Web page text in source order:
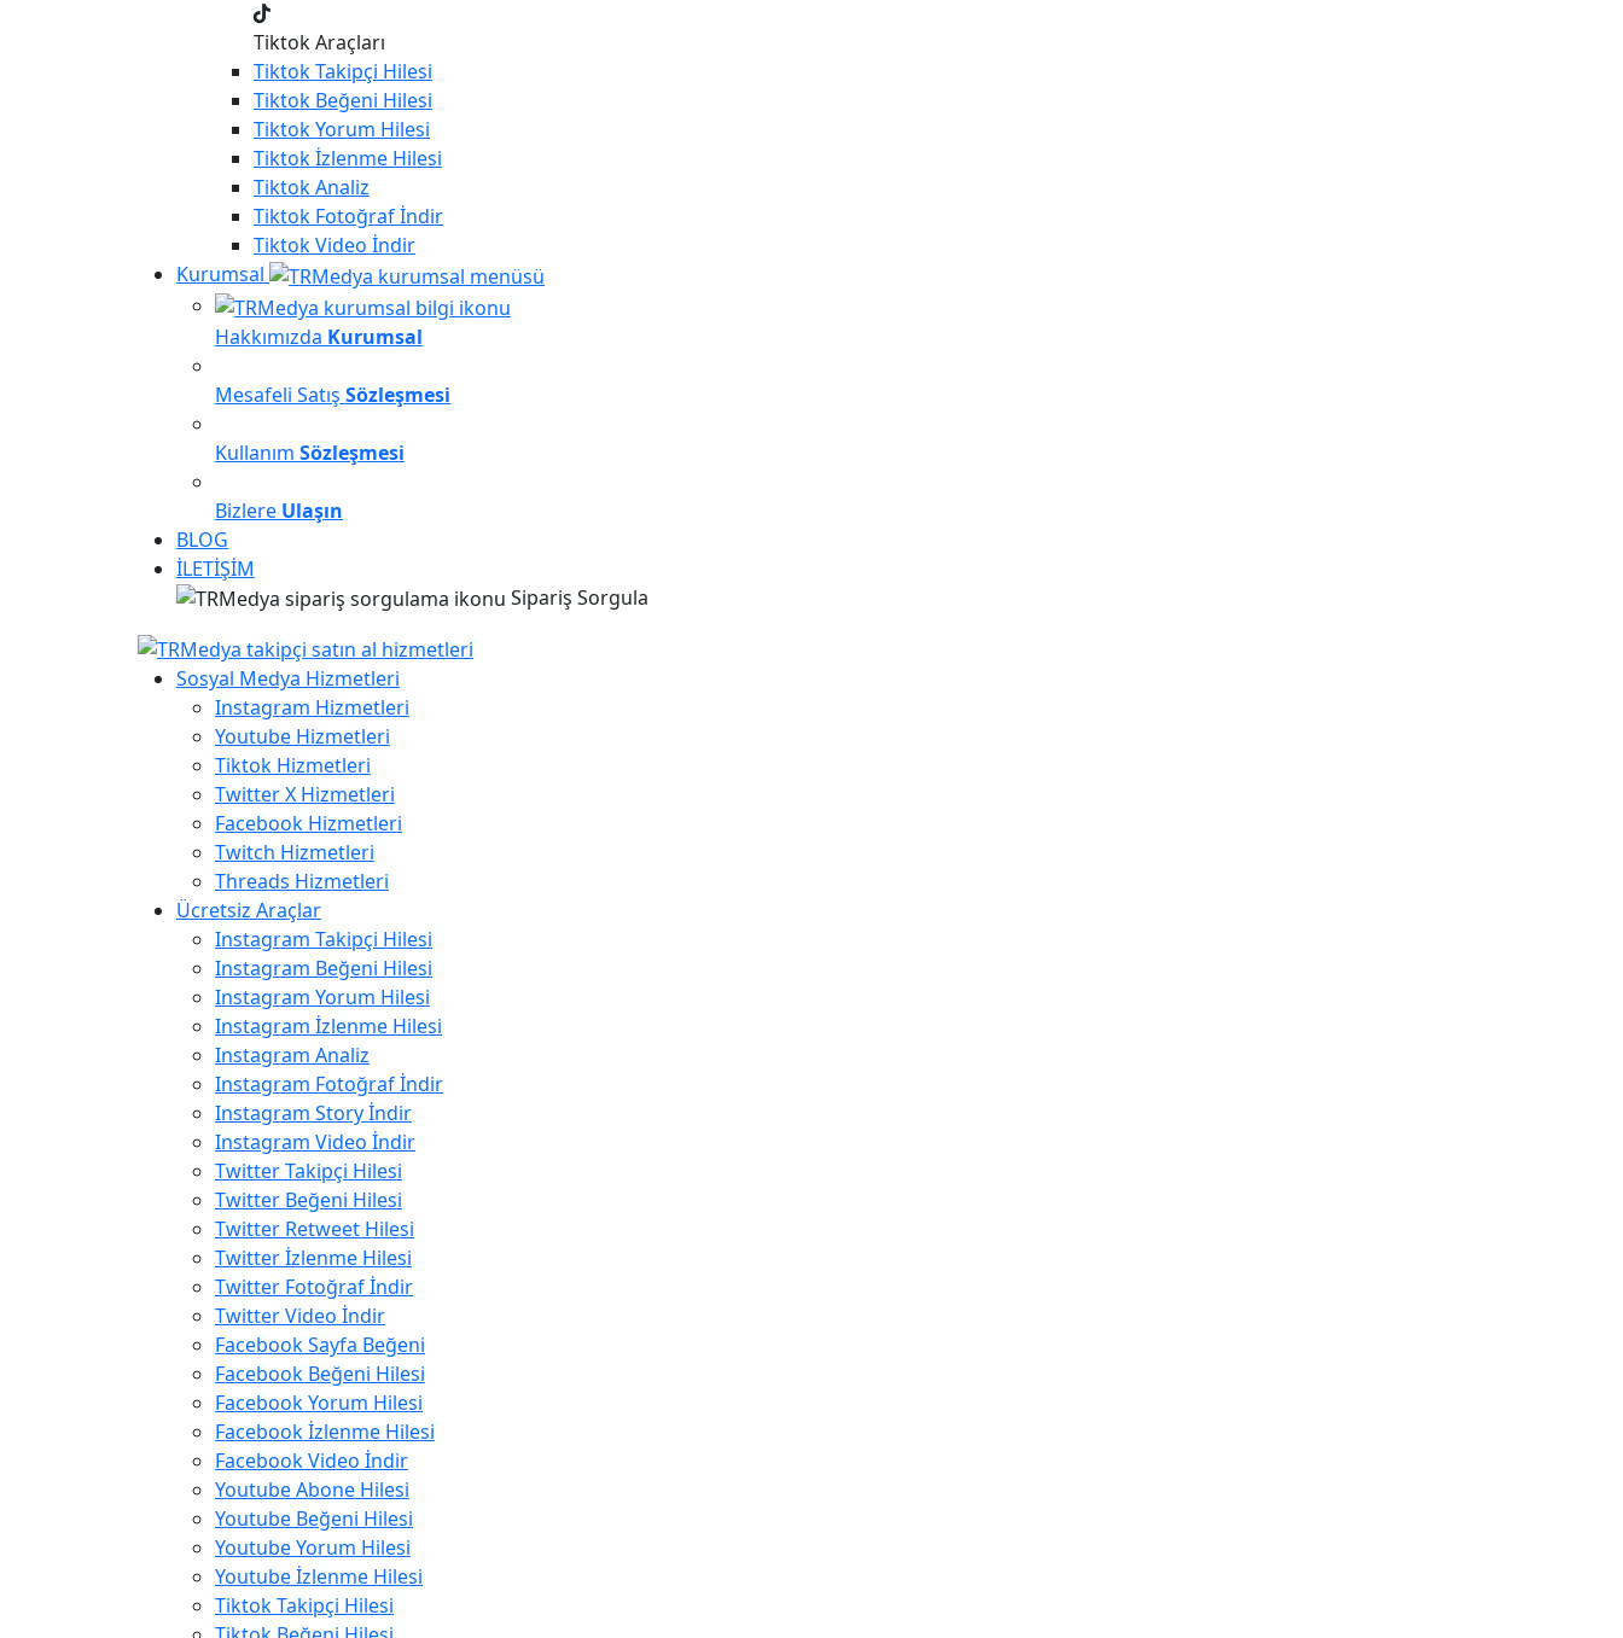
Tiktok Araçları
TiktokTakipçi Hilesi
Tiktok Beğeni Hilesi
TiktokYorum Hilesi
Tiktokİzlenme Hilesi
TiktokAnaliz
Tiktok Fotoğraf İndir
TiktokVideo İndir
Kurumsal
Hakkımızda Kurumsal
Mesafeli Satış Sözleşmesi
Kullanım Sözleşmesi
Bizlere Ulaşın
BLOG
İLETİŞİM
Sipariş Sorgula
Sosyal Medya Hizmetleri
Instagram Hizmetleri
Youtube Hizmetleri
Tiktok Hizmetleri
Twitter X Hizmetleri
Facebook Hizmetleri
Twitch Hizmetleri
Threads Hizmetleri
Ücretsiz Araçlar
Instagram Takipçi Hilesi
Instagram Beğeni Hilesi
Instagram Yorum Hilesi
Instagram İzlenme Hilesi
Instagram Analiz
Instagram Fotoğraf İndir
Instagram Story İndir
Instagram Video İndir
Twitter Takipçi Hilesi
Twitter Beğeni Hilesi
Twitter Retweet Hilesi
Twitter İzlenme Hilesi
Twitter Fotoğraf İndir
Twitter Video İndir
Facebook Sayfa Beğeni
Facebook Beğeni Hilesi
Facebook Yorum Hilesi
Facebook İzlenme Hilesi
Facebook Video İndir
Youtube Abone Hilesi
Youtube Beğeni Hilesi
Youtube Yorum Hilesi
Youtube İzlenme Hilesi
Tiktok Takipçi Hilesi